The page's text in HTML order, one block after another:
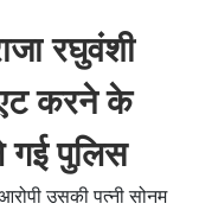
रघुवंशी
करने के
गई पुलिस
उसकी पत्नी सोनम